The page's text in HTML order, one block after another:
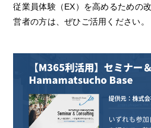
従業員体験（EX）を高めるための
営者の方は、ぜひご活用ください。